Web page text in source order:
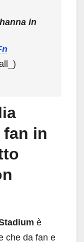
in
fan in
è
che da fan e